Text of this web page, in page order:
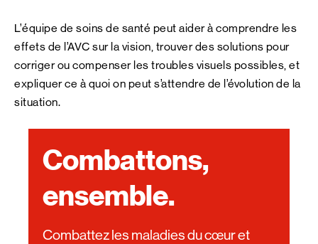
L’équipe de soins de santé peut aider à comprendre les
effets de l’AVC sur la vision, trouver des solutions pour
corriger ou compenser les troubles visuels possibles, et
expliquer ce à quoi on peut s’attendre de l’évolution de la
situation.
Combattons,
ensemble.
Combattez les maladies du cœur et